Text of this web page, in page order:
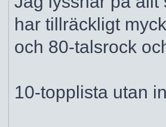
har tillräckligt
och 80-talsrock
10-topplista utan